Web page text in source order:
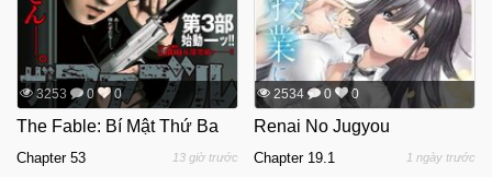
3253 0 0
The Fable: Bí Mật Thứ Ba
Chapter 53 13 giờ trước
2534 0 0
Renai No Jugyou
Chapter 19.1 1 ngày trước